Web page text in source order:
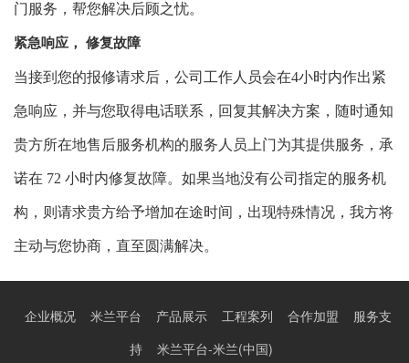
门服务，帮您解决后顾之忧。
紧急响应， 修复故障
当接到您的报修请求后，公司工作人员会在4小时内作出紧
急响应，并与您取得电话联系，回复其解决方案，随时通知
贵方所在地售后服务机构的服务人员上门为其提供服务，承
诺在 72 小时内修复故障。如果当地没有公司指定的服务机
构，则请求贵方给予增加在途时间，出现特殊情况，我方将
主动与您协商，直至圆满解决。
企业概况 米兰平台 产品展示 工程案列 合作加盟
服务支
持
米兰平台-米兰(中国)